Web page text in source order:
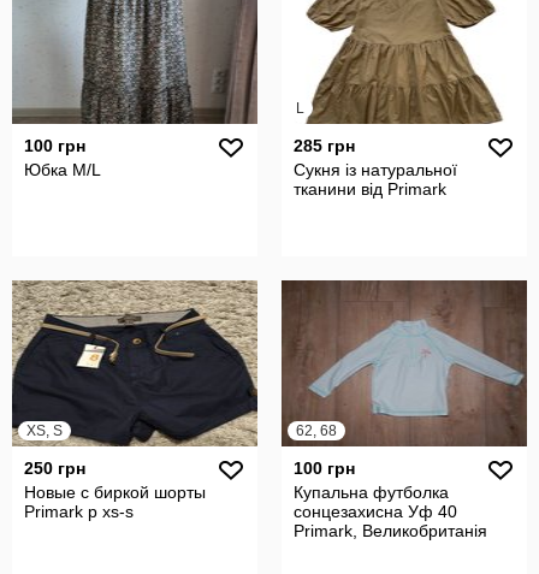
100 грн
Юбка M/L
L
285 грн
Сукня із натуральної
тканини від Primark
XS, S
250 грн
Новые с биркой шорты
Primark р xs-s
62, 68
100 грн
Купальна футболка
сонцезахисна Уф 40
Primark, Великобританія